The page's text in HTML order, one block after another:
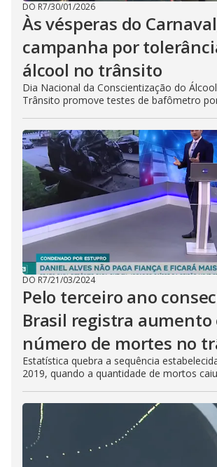
DO R7/30/01/2026
Às vésperas do
campanha por
álcool no trânsito
Dia Nacional da Conscientização do
Trânsito promove testes de bafômetro
DO R7/21/03/2024
Pelo terceiro ano
Brasil registra aumento
número de mortes no
Estatística quebra a sequência
2019, quando a quantidade de mortos